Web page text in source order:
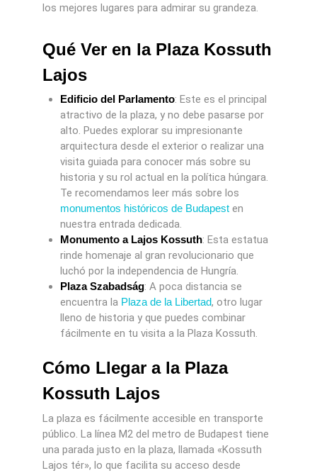
los mejores lugares para admirar su grandeza.
Qué Ver en la Plaza Kossuth
Lajos
Edificio del Parlamento: Este es el principal
atractivo de la plaza, y no debe pasarse por
alto. Puedes explorar su impresionante
arquitectura desde el exterior o realizar una
visita guiada para conocer más sobre su
historia y su rol actual en la política húngara.
Te recomendamos leer más sobre los
monumentos históricos de Budapesten
nuestra entrada dedicada.
Monumento a Lajos Kossuth: Esta estatua
rinde homenaje al gran revolucionario que
luchó por la independencia de Hungría.
Plaza Szabadság: A poca distancia se
encuentra la Plaza de la Libertad, otro lugar
lleno de historia y que puedes combinar
fácilmente en tu visita a la Plaza Kossuth.
Cómo Llegar a la Plaza
Kossuth Lajos
La plaza es fácilmente accesible en transporte
público. La línea M2 del metro de Budapest tiene
una parada justo en la plaza, llamada «Kossuth
Lajos tér», lo que facilita su acceso desde